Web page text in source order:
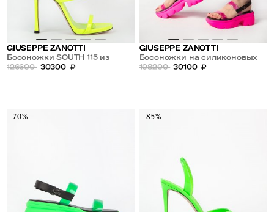
GIUSEPPE ZANOTTI
Босоножки SOUTH 115 из
лакированной кожи
126600 30300 ₽
GIUSEPPE ZANOTTI
Босоножки на силиконовых
ремешках APOCALYPSE
108200 30100 ₽
-70% -85%